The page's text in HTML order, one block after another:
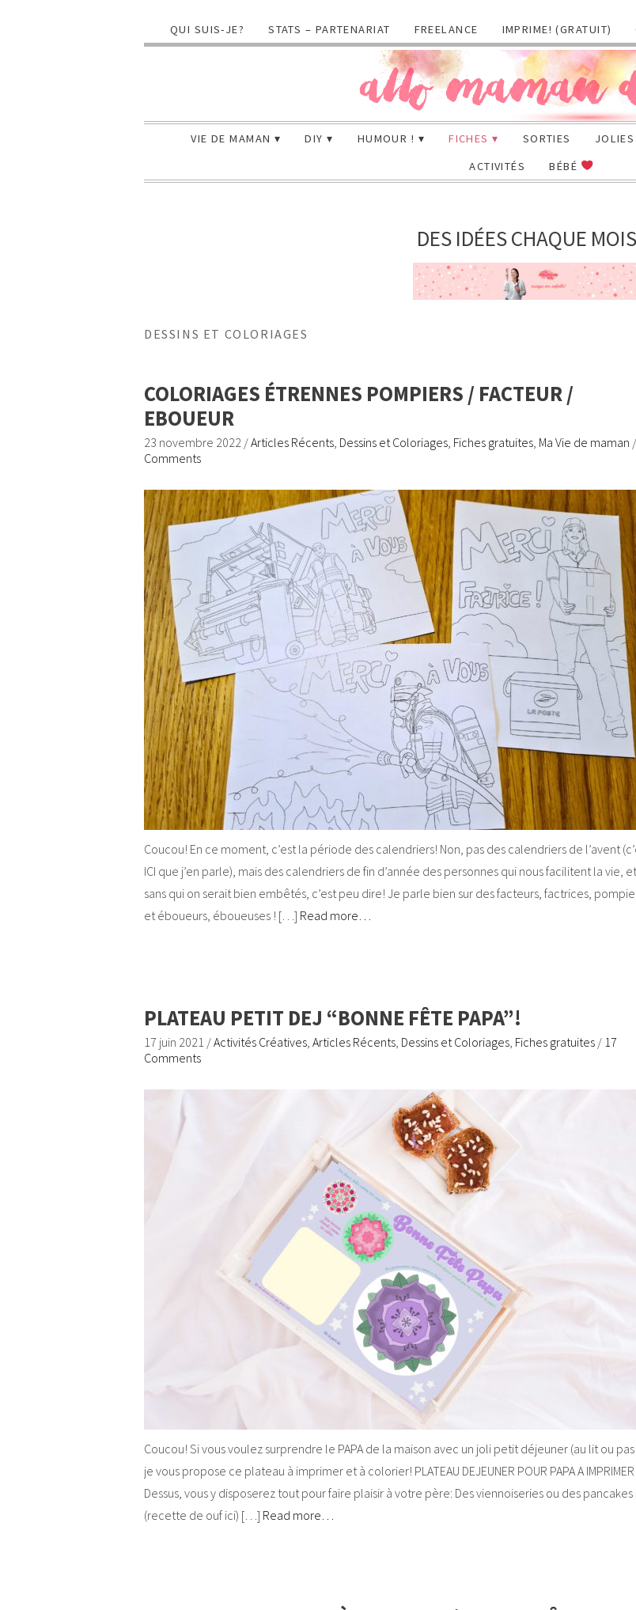
QUI SUIS-JE? STATS – PARTENARIAT FREELANCE IMPRIME! (GRATUIT)
VIE DE MAMAN DIY HUMOUR ! FICHES SORTIES
ACTIVITÉS
BÉBÉ
DES IDÉES CHAQUE
DESSINS ET COLORIAGES
COLORIAGES ÉTRENNES POMPIERS / FACTEUR /
EBOUEUR
23 novembre 2022 /Articles Récents Dessins et Coloriages Fiches gratuites Ma Vie de maman /
Comments
Coucou! En ce moment, c’est la période des calendriers! Non, pas des calendriers de l’avent
ICI que j’en parle), mais des calendriers de fin d’année des personnes qui nous facilitent la vie, et
sans qui on serait bien embêtés, c’est peu dire! Je parle bien sur des facteurs, factrices,
et éboueurs, éboueuses ! […] Read more…
PLATEAU PETIT DEJ “BONNE FÊTE PAPA”!
17 juin 2021 /Activités Créatives Articles Récents Dessins et Coloriages Fiches gratuites / 17
Comments
Coucou! Si vous voulez surprendre le PAPA de la maison avec un joli petit déjeuner (au lit ou
je vous propose ce plateau à imprimer et à colorier! PLATEAU DEJEUNER POUR PAPA A IMPRIMER
Dessus, vous y disposerez tout pour faire plaisir à votre père: Des viennoiseries ou des pancakes
(recette de ouf ici) […] Read more…